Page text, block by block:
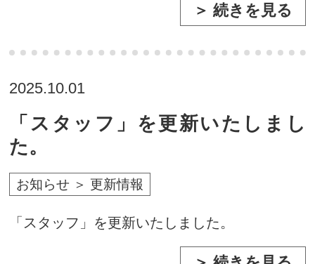
＞ 続きを見る
2025.10.01
「スタッフ」を更新いたしまし
た。
お知らせ ＞ 更新情報
「スタッフ」を更新いたしました。